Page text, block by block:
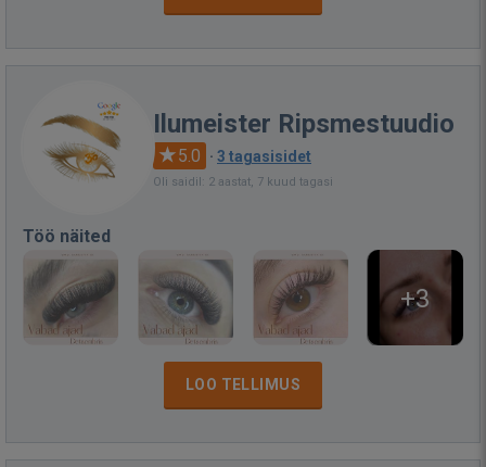
Ilumeister Ripsmestuudio
5.0 · 3 tagasisidet
Oli saidil: 2 aastat, 7 kuud tagasi
Töö näited
+3
LOO TELLIMUS